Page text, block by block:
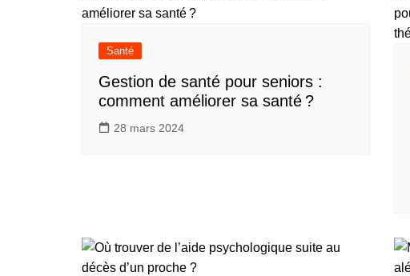
Santé
Gestion de santé pour seniors :
comment améliorer sa santé ?
28 mars 2024